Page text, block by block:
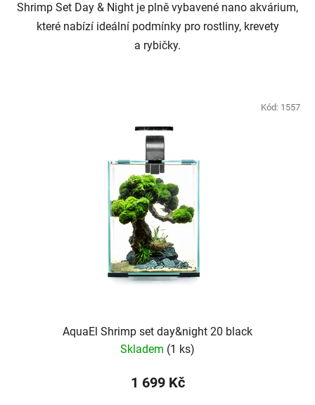
Shrimp Set Day & Night je plně vybavené nano akvárium,
které nabízí ideální podmínky pro rostliny, krevety
a rybičky.
AquaEl Shrimp set day&night 20 black
Skladem (1 ks)
1 699 Kč
Kód: 1557